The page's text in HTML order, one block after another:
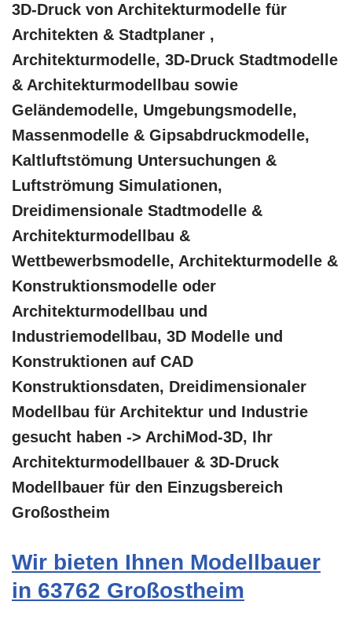
3D-Druck von Architekturmodelle für
Architekten & Stadtplaner ,
Architekturmodelle, 3D-Druck Stadtmodelle
& Architekturmodellbau sowie
Geländemodelle, Umgebungsmodelle,
Massenmodelle & Gipsabdruckmodelle,
Kaltluftstömung Untersuchungen &
Luftströmung Simulationen,
Dreidimensionale Stadtmodelle &
Architekturmodellbau &
Wettbewerbsmodelle, Architekturmodelle &
Konstruktionsmodelle oder
Architekturmodellbau und
Industriemodellbau, 3D Modelle und
Konstruktionen auf CAD
Konstruktionsdaten, Dreidimensionaler
Modellbau für Architektur und Industrie
gesucht haben -> ArchiMod-3D, Ihr
Architekturmodellbauer & 3D-Druck
Modellbauer für den Einzugsbereich
Großostheim
Wir bieten Ihnen Modellbauer
in 63762 Großostheim